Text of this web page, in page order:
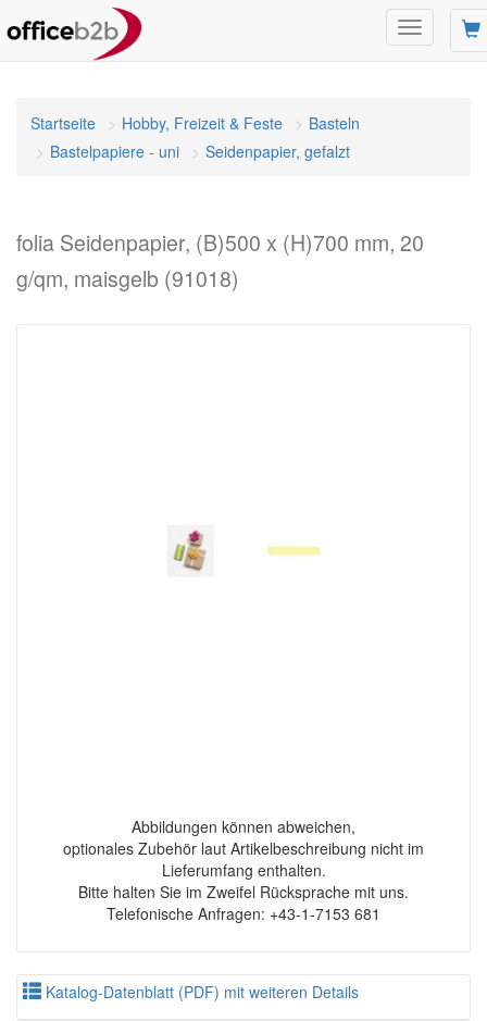
Navigation
umschalten
Startseite Hobby, Freizeit & Feste
Basteln
Bastelpapiere - uni
Seidenpapier, gefalzt
folia Seidenpapier, (B)500 x (H)700 mm, 20
g/qm, maisgelb (91018)
Abbildungen können abweichen,
optionales Zubehör laut Artikelbeschreibung nicht im
Lieferumfang enthalten.
Bitte halten Sie im Zweifel Rücksprache mit uns.
Telefonische Anfragen: +43-1-7153 681
Katalog-Datenblatt (PDF) mit weiteren Details